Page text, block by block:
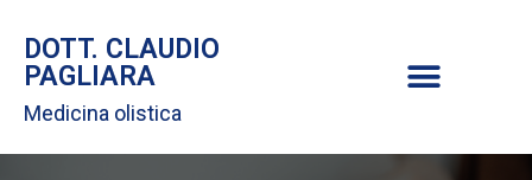
DOTT. CLAUDIO
PAGLIARA
Medicina olistica